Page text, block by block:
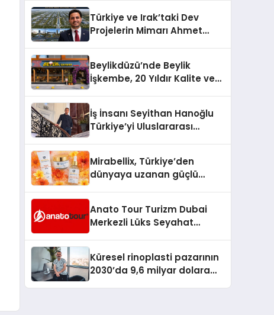
Türkiye ve Irak’taki Dev
Projelerin Mimarı Ahmet
Holding Industrial City”
Projesini Hayata Geçirecek
Beylikdüzü’nde Beylik
İşkembe, 20 Yıldır Kalite ve
İş İnsanı Seyithan Hanoğlu
Türkiye’yi Uluslararası
Mirabellix, Türkiye’den
dünyaya uzanan güçlü
Anato Tour Turizm Dubai
Merkezli Lüks Seyahat
Küresel rinoplasti pazarının
2030’da 9,6 milyar dolara